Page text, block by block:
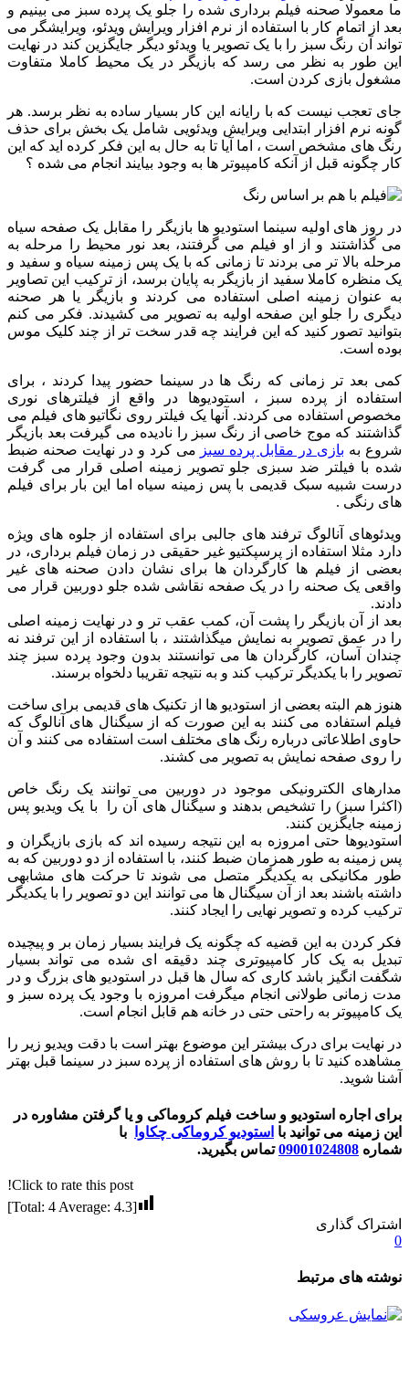
ما معمولا صحنه فیلم برداری شده را جلو یک پرده سبز می بینیم و
بعد از اتمام کار با استفاده از نرم افزار ویرایش ویدئو، ویرایشگر می
تواند آن رنگ سبز را با یک تصویر یا ویدئو دیگر جایگزین کند در نهایت
این طور به نظر می رسد که بازیگر در یک محیط کاملا متفاوت
مشغول بازی کردن است.
جای تعجب نیست که با رایانه این کار بسیار ساده به نظر برسد. هر
گونه نرم افزار ابتدایی ویرایش ویدئویی شامل یک بخش برای حذف
رنگ های مشخص است ، اما آیا تا به حال به این فکر کرده اید که این
کار چگونه قبل از آنکه کامپیوتر ها به وجود بیایند انجام می شده ؟
در روز های اولیه سینما استودیو ها بازیگر را مقابل یک صفحه سیاه
می گذاشتند و از او فیلم می گرفتند، بعد نور محیط را مرحله به
مرحله بالا تر می بردند تا زمانی که با یک پس زمینه سیاه و سفید و
یک منظره کاملا سفید از بازیگر به پایان برسد، از ترکیب این تصاویر
به عنوان زمینه اصلی استفاده می کردند و بازیگر یا هر صحنه
دیگری را جلو این صفحه اولیه به تصویر می کشیدند. فکر می کنم
بتوانید تصور کنید که این فرایند چه قدر سخت تر از چند کلیک موس
بوده است.
کمی بعد تر زمانی که رنگ ها در سینما حضور پیدا کردند ، برای
استفاده از پرده سبز ، استودیوها در واقع از فیلترهای نوری
مخصوص استفاده می کردند. آنها یک فیلتر روی نگاتیو های فیلم می
گذاشتند که موج خاصی از رنگ سبز را نادیده می گیرفت بعد بازیگر
شروع به بازی در مقابل پرده سبز می کرد و در نهایت صحنه ضبط
شده با فیلتر ضد سبزی جلو تصویر زمینه اصلی قرار می گرفت
درست شبیه سبک قدیمی با پس زمینه سیاه اما این بار برای فیلم
های رنگی .
ویدئوهای آنالوگ ترفند های جالبی برای استفاده از جلوه های ویژه
دارد مثلا استفاده از پرسپکتیو غیر حقیقی در زمان فیلم برداری، در
بعضی از فیلم ها کارگردان ها برای نشان دادن صحنه های غیر
واقعی یک صحنه را در یک صفحه نقاشی شده جلو دوربین قرار می
دادند.
بعد از آن بازیگر را پشت آن، کمب عقب تر و در نهایت زمینه اصلی
را در عمق تصویر به نمایش میگذاشتند ، با استفاده از این ترفند نه
چندان آسان، کارگردان ها می توانستند بدون وجود پرده سبز چند
تصویر را با یکدیگر ترکیب کند و به نتیجه تقریبا دلخواه برسند.
هنوز هم البته بعضی از استودیو ها از تکنیک های قدیمی برای ساخت
فیلم استفاده می کنند به این صورت که از سیگنال های آنالوگ که
حاوی اطلاعاتی درباره رنگ های مختلف است استفاده می کنند و آن
را روی صفحه نمایش به تصویر می کشند.
مدارهای الکترونیکی موجود در دوربین می توانند یک رنگ خاص
(اکثرا سبز) را تشخیص بدهند و سیگنال های آن را با یک ویدیو پس
زمینه جایگزین کنند.
استودیوها حتی امروزه به این نتیجه رسیده اند که بازی بازیگران و
پس زمینه به طور همزمان ضبط کنند، با استفاده از دو دوربین که به
طور مکانیکی به یکدیگر متصل می شوند تا حرکت های مشابهی
داشته باشند بعد از آن سیگنال ها می توانند این دو تصویر را با یکدیگر
ترکیب کرده و تصویر نهایی را ایجاد کنند.
فکر کردن به این قضیه که چگونه یک فرایند بسیار زمان بر و پیچیده
تبدیل به یک کار کامپیوتری چند دقیقه ای شده می تواند بسیار
شگفت انگیز باشد کاری که سال ها قبل در استودیو های بزرگ و در
مدت زمانی طولانی انجام میگرفت امروزه با وجود یک پرده سبز و
یک کامپیوتر به راحتی حتی در خانه هم قابل انجام است.
در نهایت برای درک بیشتر این موضوع بهتر است با دقت ویدیو زیر را
مشاهده کنید تا با روش های استفاده از پرده سبز در سینما قبل بهتر
آشنا شوید.
برای اجاره استودیو و ساخت فیلم کروماکی و یا گرفتن مشاوره در
این زمینه می توانید با استودیو کروماکی چکاوا
با
شماره 09001024808تماس بگیرید.
Click to rate this post!
[Total:
4 Average: 4.3
]
اشتراک گذاری
0
نوشته های مرتبط